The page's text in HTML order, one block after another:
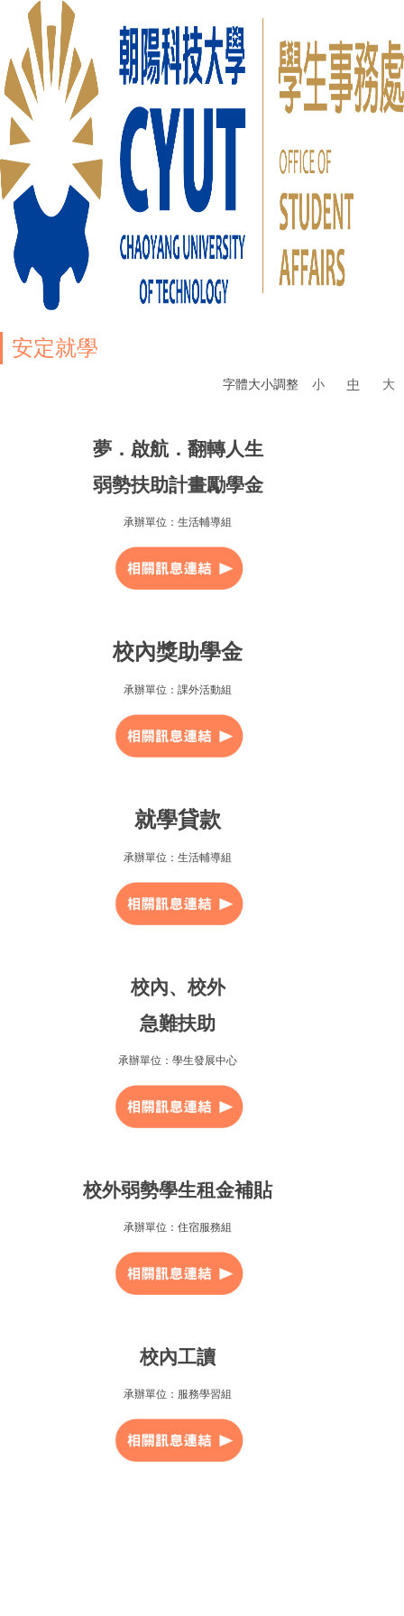
安定就學
字體大小調整 小 中 大
夢．啟航．翻轉人生
弱勢扶助計畫勵學金
承辦單位：生活輔導組
校內獎助學金
承辦單位：課外活動組
就學貸款
承辦單位：生活輔導組
校內、校外
急難扶助
承辦單位：學生發展中心
校外弱勢學生租金補貼
承辦單位：住宿服務組
校內工讀
承辦單位：服務學習組